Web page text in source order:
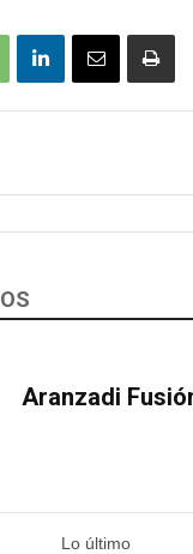
Aranzadi
Lo último